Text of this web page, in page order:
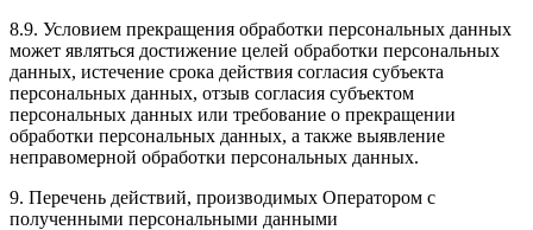
8.9. Условием прекращения обработки персональных данных
может являться достижение целей обработки персональных
данных, истечение срока действия согласия субъекта
персональных данных, отзыв согласия субъектом
персональных данных или требование о прекращении
обработки персональных данных, а также выявление
неправомерной обработки персональных данных.
9. Перечень действий, производимых Оператором с
полученными персональными данными